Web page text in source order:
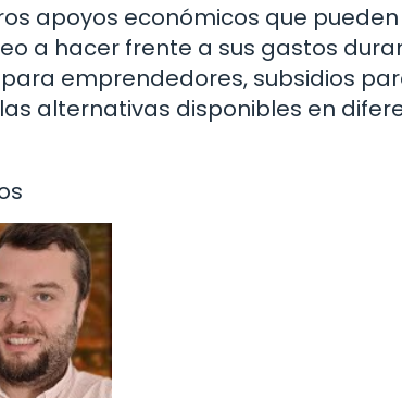
apoyos económicos que pueden
a hacer frente a sus gastos
emprendedores, subsidios
alternativas disponibles en